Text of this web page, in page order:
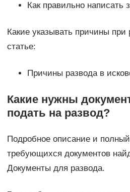
Как правильно написать
Какие указывать причины при
статье:
Причины развода в
Какие нужны
подать на развод?
Подробное описание и
требующихся документов
Документы для развода.